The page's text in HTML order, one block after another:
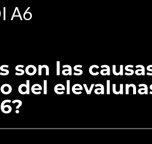
A6
son las
del